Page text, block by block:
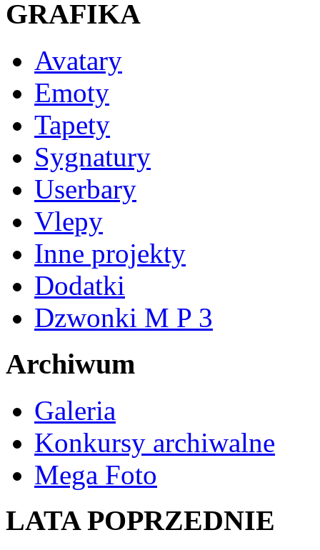
GRAFIKA
Avatary
Emoty
Tapety
Sygnatury
Userbary
Vlepy
Inne projekty
Dodatki
Dzwonki M P 3
Archiwum
Galeria
Konkursy archiwalne
Mega Foto
LATA POPRZEDNIE